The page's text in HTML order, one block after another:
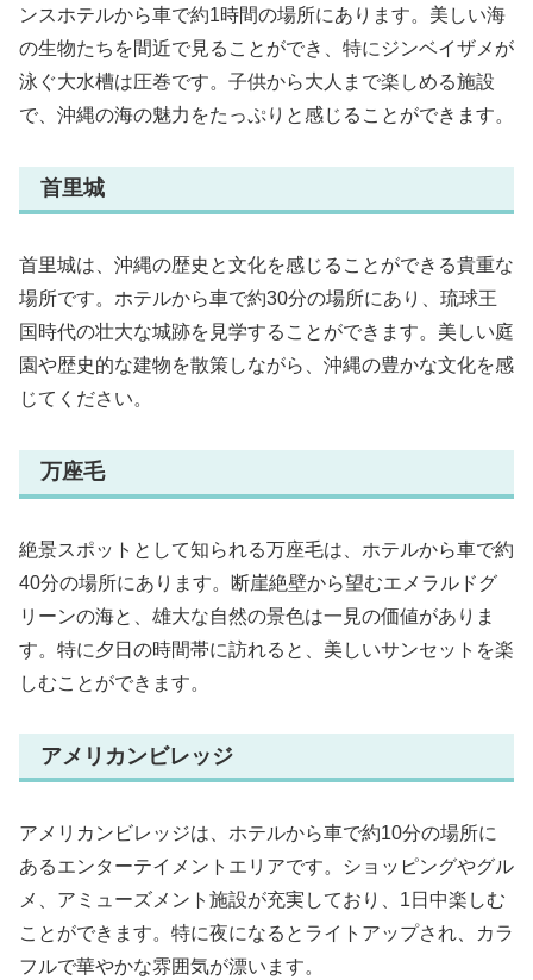
ンスホテルから車で約1時間の場所にあります。美しい海
の生物たちを間近で見ることができ、特にジンベイザメが
泳ぐ大水槽は圧巻です。子供から大人まで楽しめる施設
で、沖縄の海の魅力をたっぷりと感じることができます。
首里城
首里城は、沖縄の歴史と文化を感じることができる貴重な
場所です。ホテルから車で約30分の場所にあり、琉球王
国時代の壮大な城跡を見学することができます。美しい庭
園や歴史的な建物を散策しながら、沖縄の豊かな文化を感
じてください。
万座毛
絶景スポットとして知られる万座毛は、ホテルから車で約
40分の場所にあります。断崖絶壁から望むエメラルドグ
リーンの海と、雄大な自然の景色は一見の価値がありま
す。特に夕日の時間帯に訪れると、美しいサンセットを楽
しむことができます。
アメリカンビレッジ
アメリカンビレッジは、ホテルから車で約10分の場所に
あるエンターテイメントエリアです。ショッピングやグル
メ、アミューズメント施設が充実しており、1日中楽しむ
ことができます。特に夜になるとライトアップされ、カラ
フルで華やかな雰囲気が漂います。